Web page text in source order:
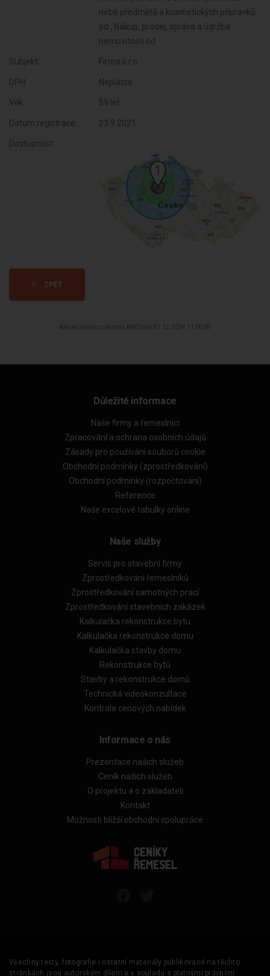
Subjekt: Firma s.r.o.
DPH: Neplátce
Věk: 59 let
Datum registrace: 23.9.2021
Dostupnost:
ZPĚT
Aktualizováno z portálu ARES dne 31.12.2024 11:00:09
Důležité informace
Naše firmy a řemeslníci
Zpracování a ochrana osobních údajů
Zásady pro používání souborů cookie
Obchodní podmínky (zprostředkování)
Obchodní podmínky (rozpočtování)
Reference
Naše excelové tabulky online
Naše služby
Servis pro stavební firmy
Zprostředkování řemeslníků
Zprostředkování samotných prací
Zprostředkování stavebních zakázek
Kalkulačka rekonstrukce bytu
Kalkulačka rekonstrukce domu
Kalkulačka stavby domu
Rekonstrukce bytů
Stavby a rekonstrukce domů
Technická videokonzultace
Kontrola cenových nabídek
Informace o nás
Prezentace našich služeb
Ceník našich služeb
O projektu a o zakladateli
Kontakt
Možnosti bližší obchodní spolupráce
Všechny texty, fotografie i ostatní materiály publikované na těchto
stránkách jsou autorským dílem a v souladu s platnými právními